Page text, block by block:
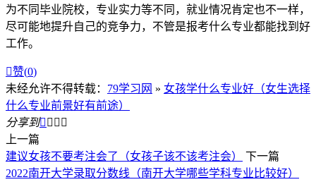
为不同毕业院校，专业实力等不同，就业情况肯定也不一样，
尽可能地提升自己的竞争力，不管是报考什么专业都能找到好
工作。
赞(0)
未经允许不得转载： 79学习网 » 女孩学什么专业好（女生选择
什么专业前景好有前途）
分享到   
上一篇
建议女孩不要考注会了（女孩子该不该考注会）
下一篇
2022南开大学录取分数线（南开大学哪些学科专业比较好）